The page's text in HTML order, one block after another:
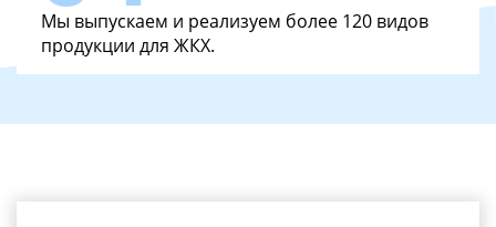
Мы выпускаем и реализуем более 120 видов
продукции для ЖКХ.